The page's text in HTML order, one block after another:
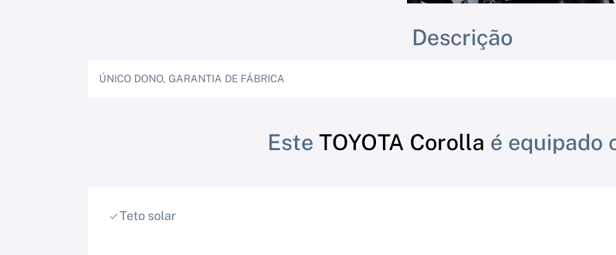
Descrição
ÚNICO DONO, GARANTIA DE FÁBRICA
Este TOYOTA Corolla é equipado
Teto solar